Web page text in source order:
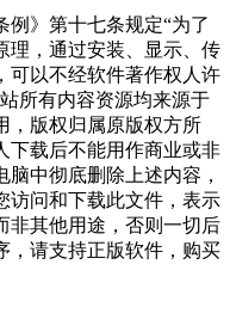
例》第十七条规定“为了
理，通过安装、显示、传
可以不经软件著作权人许
所有内容资源均来源于
，版权归属原版权方所
下载后不能用作商业或非
中彻底删除上述内容，
访问和下载此文件，表示
非其他用途，否则一切后
，请支持正版软件，购买